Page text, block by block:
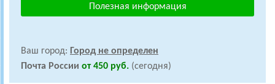
Полезная информация
Ваш город: Город не определен
Почта России от 450 руб. (сегодня)